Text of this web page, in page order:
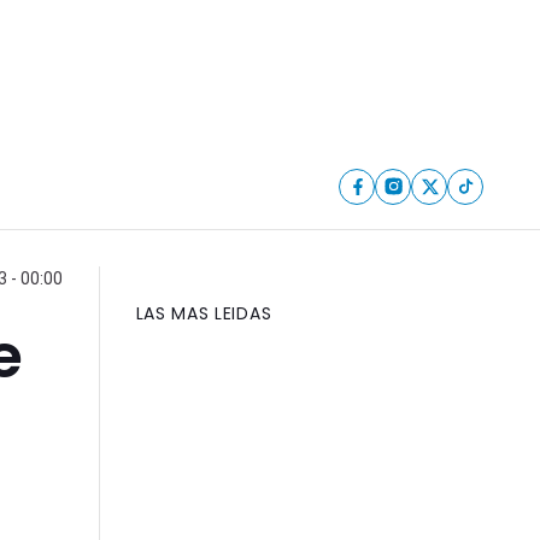
- 00:00
LAS MAS LEIDAS